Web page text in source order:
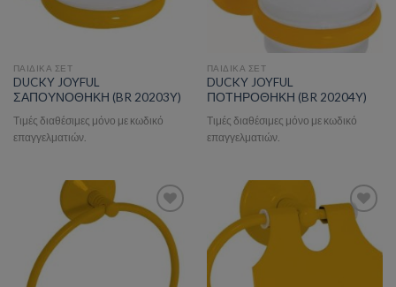
ΠΑΙΔΙΚΑ ΣΕΤ
DUCKY JOYFUL
ΣΑΠΟΥΝΟΘΗΚΗ (BR 20203Y)
Τιμές διαθέσιμες μόνο με κωδικό
επαγγελματιών.
ΠΑΙΔΙΚΑ ΣΕΤ
DUCKY JOYFUL
ΠΟΤΗΡΟΘΗΚΗ (BR 20204Y)
Τιμές διαθέσιμες μόνο με κωδικό
επαγγελματιών.
Add to wishlist Add to wishlist